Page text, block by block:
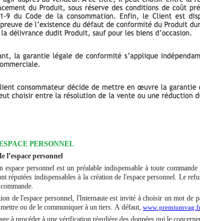
PERSONNEL
l’espace personnel
espace personnel est un préalable indispensable à toute
réputées indispensables à la création de l'espace personnel. Le
de l'espace personnel, l'Internaute est invité à choisir un mot de
ou de le communiquer à un tiers. A défaut,
à procéder à une vérification régulière des données qui le